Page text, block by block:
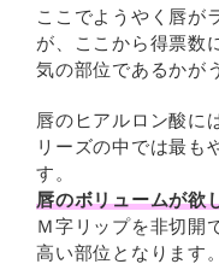
ここでようやく唇が
が、ここから得票数
気の部位であるかが
唇のヒアルロン酸に
リーズの中では最も
す。
唇のボリュームが欲
Ｍ字リップを非切開
高い部位となります。